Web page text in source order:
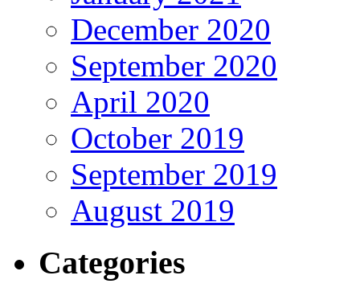
December 2020
September 2020
April 2020
October 2019
September 2019
August 2019
Categories